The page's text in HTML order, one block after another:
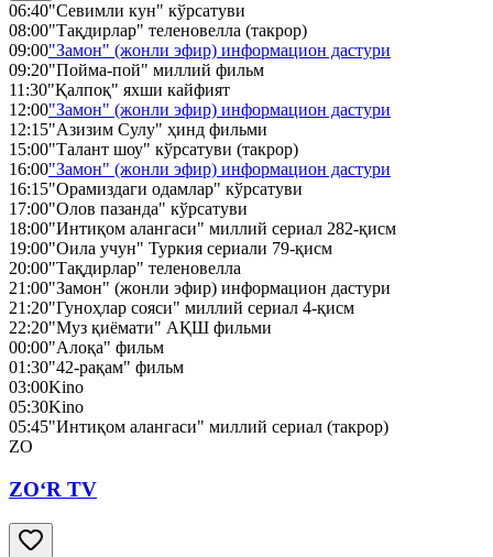
06:40"Севимли кун" кўрсатуви
08:00"Тақдирлар" теленовелла (такрор)
09:00"Замон" (жонли эфир) информацион дастури
09:20"Пойма-пой" миллий фильм
11:30"Қалпоқ" яхши кайфият
12:00"Замон" (жонли эфир) информацион дастури
12:15"Азизим Сулу" ҳинд фильми
15:00"Талант шоу" кўрсатуви (такрор)
16:00"Замон" (жонли эфир) информацион дастури
16:15"Орамиздаги одамлар" кўрсатуви
17:00"Олов пазанда" кўрсатуви
18:00"Интиқом алангаси" миллий сериал 282-қисм
19:00"Оила учун" Туркия сериали 79-қисм
20:00"Тақдирлар" теленовелла
21:00"Замон" (жонли эфир) информацион дастури
21:20"Гуноҳлар сояси" миллий сериал 4-қисм
22:20"Муз қиёмати" АҚШ фильми
00:00"Алоқа" фильм
01:30"42-рақам" фильм
03:00Kino
05:30Kino
05:45"Интиқом алангаси" миллий сериал (такрор)
ZO
ZO‘R TV